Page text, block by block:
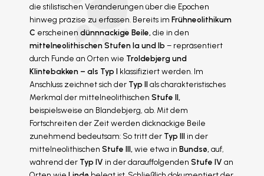
die stilistischen Veränderungen über die Epochen
hinweg präzise zu erfassen. Bereits im Frühneolithikum
C erscheinen dünnnackige Beile,die in den
mittelneolithischen Stufen Ia und Ib – repräsentiert
durch Funde an Orten wie Troldebjerg und
Klintebakken – als Typ I klassifiziert werden. Im
Anschluss zeichnet sich der Typ IIals charakteristisches
Merkmal der mittelneolithischen Stufe II,
beispielsweise an Blandebjerg, ab. Mit dem
Fortschreiten der Zeit werden dicknackige Beile
zunehmend bedeutsam: So tritt der Typ IIIin der
mittelneolithischen Stufe III,wie etwa in Bundsø,auf,
während der Typ IV in der darauffolgenden Stufe IV an